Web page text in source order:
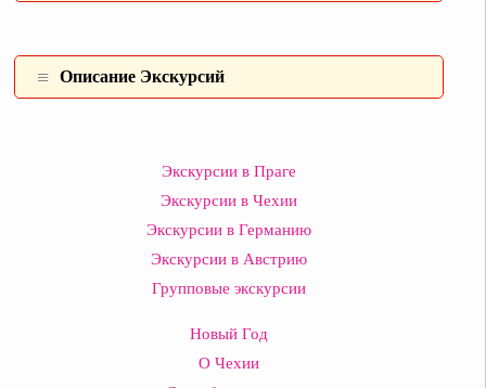
Описание Экскурсий
Экскурсии в Праге
Экскурсии в Чехии
Экскурсии в Германию
Экскурсии в Австрию
Групповые экскурсии
Новый Год
О Чехии